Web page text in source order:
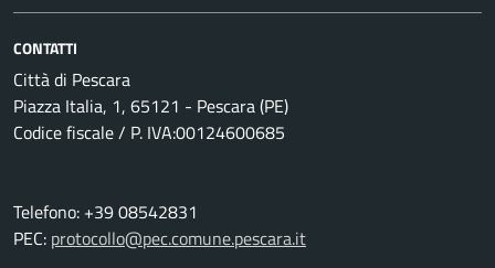
CONTATTI
Città di Pescara
Piazza Italia, 1, 65121 - Pescara (PE)
Codice fiscale / P. IVA:00124600685
Telefono: +39 08542831
PEC: protocollo@pec.comune.pescara.it